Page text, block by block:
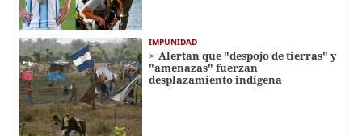
IMPUNIDAD
Alertan que "despojo de tierras" y
"amenazas" fuerzan
desplazamiento indígena